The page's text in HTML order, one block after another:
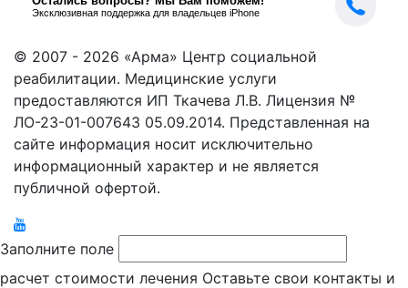
© 2007 - 2026 «Арма» Центр социальной
реабилитации. Медицинские услуги
предоставляются ИП Ткачева Л.В. Лицензия №
ЛО-23-01-007643 05.09.2014. Представленная на
сайте информация носит исключительно
информационный характер и не является
публичной офертой.
Заполните поле
расчет стоимости лечения Оставьте свои контакты и